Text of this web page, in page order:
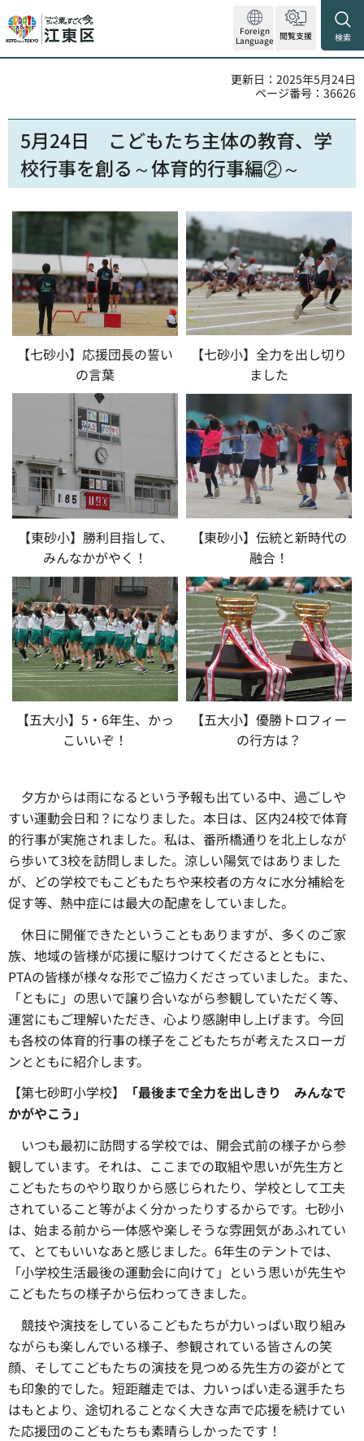
Foreign
Language 閲覧支援 検索
更新日：2025年5月24日
ページ番号：36626
5月24日 こどもたち主体の教育、 学
校行事を創る～体育的行事編②～
【七砂小】応援団長の誓い
の言葉
【七砂小】全力を出し切り
ました
【東砂小】勝利目指して、
みんなかがやく！
【東砂小】伝統と新時代の
融合！
【五大小】5・6年生、かっ
こいいぞ！
【五大小】優勝トロフィー
の行方は？
夕方からは雨になるという予報も出ている中、 過ごしや
すい運動会日和？になりました。本日は、区内24校で体育
的行事が実施されました。私は、番所橋通りを北上しなが
ら歩いて3校を訪問しました。涼しい陽気ではありました
が、どの学校でもこどもたちや来校者の方々に水分補給を
促す等、熱中症には最大の配慮をしていました。
休日に開催できたということもありますが、 多くのご家
族、地域の皆様が応援に駆けつけてくださるとともに、
PTAの皆様が様々な形でご協力くださっていました。また、
「ともに」の思いで譲り合いながら参観していただく等、
運営にもご理解いただき、心より感謝申し上げます。今回
も各校の体育的行事の様子をこどもたちが考えたスローガ
ンとともに紹介します。
【第七砂町小学校】
「最後まで全力を出しきり
みんなで
かがやこう」
いつも最初に訪問する学校では、 開会式前の様子から参
観しています。それは、ここまでの取組や思いが先生方と
こどもたちのやり取りから感じられたり、学校として工夫
されていること等がよく分かったりするからです。七砂小
は、始まる前から一体感や楽しそうな雰囲気があふれてい
て、とてもいいなあと感じました。6年生のテントでは、
「小学校生活最後の運動会に向けて」という思いが先生や
こどもたちの様子から伝わってきました。
競技や演技をしているこどもたちが力いっぱい取り組み
ながらも楽しんでいる様子、 参観されている皆さんの笑
顔、そしてこどもたちの演技を見つめる先生方の姿がとて
も印象的でした。短距離走では、力いっぱい走る選手たち
はもとより、途切れることなく大きな声で応援を続けてい
た応援団のこどもたちも素晴らしかったです！